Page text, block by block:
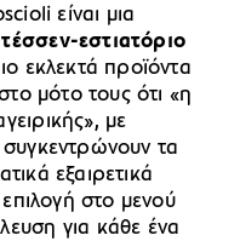
είναι μια
εστιατόριο
εκλεκτά προϊόντα
μότο τους ότι «η
με
συγκεντρώνουν τα
εξαιρετικά
στο μενού
για κάθε ένα